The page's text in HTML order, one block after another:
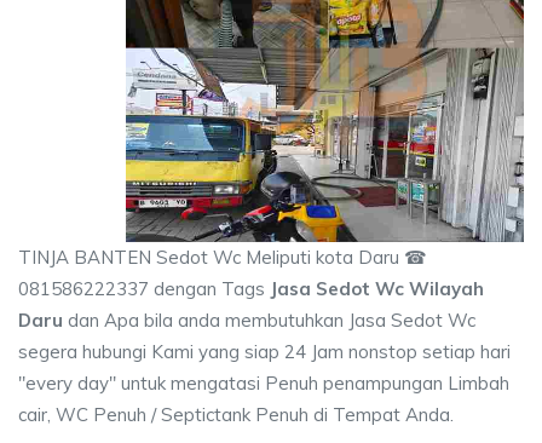
TINJA BANTEN Sedot Wc Meliputi kota Daru ☎
081586222337 dengan Tags Jasa Sedot Wc Wilayah
Daru dan Apa bila anda membutuhkan Jasa Sedot Wc
segera hubungi Kami yang siap 24 Jam nonstop setiap hari
"every day" untuk mengatasi Penuh penampungan Limbah
cair, WC Penuh / Septictank Penuh di Tempat Anda.